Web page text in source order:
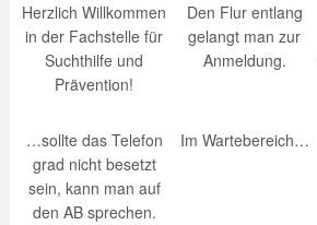
Herzlich Willkommen
in der Fachstelle für
Suchthilfe und
Prävention!
Den Flur entlang
gelangt man zur
Anmeldung.
…sollte das Telefon
grad nicht besetzt
sein, kann man auf
den AB sprechen.
Im Wartebereich…